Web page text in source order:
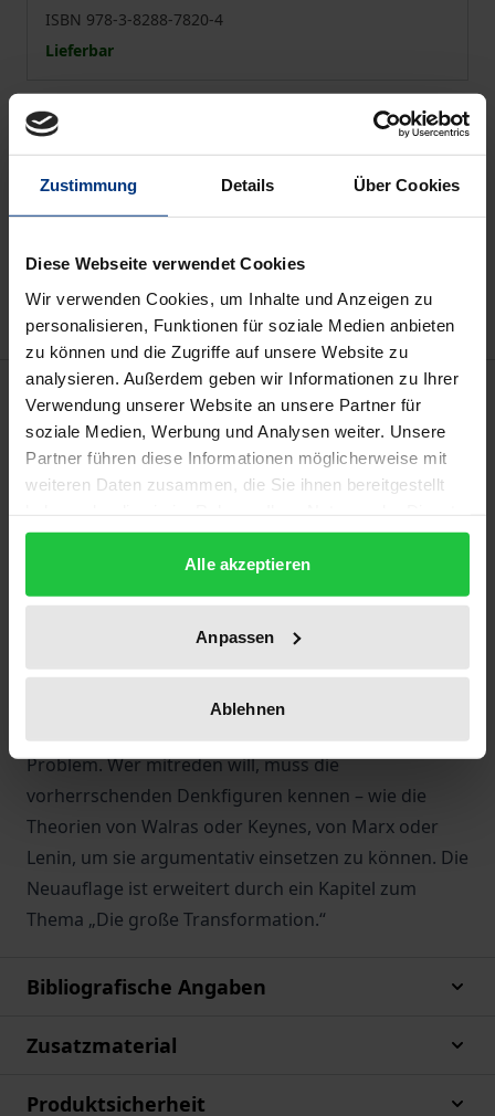
Zustimmung Details Über Cookies
Diese Webseite verwendet Cookies
Wir verwenden Cookies, um Inhalte und Anzeigen zu
personalisieren, Funktionen für soziale Medien anbieten
zu können und die Zugriffe auf unsere Website zu
analysieren. Außerdem geben wir Informationen zu Ihrer
Verwendung unserer Website an unsere Partner für
soziale Medien, Werbung und Analysen weiter. Unsere
Partner führen diese Informationen möglicherweise mit
weiteren Daten zusammen, die Sie ihnen bereitgestellt
gesammelt haben.
Alle akzeptieren
Anpassen
Ablehnen
ISBN 978-3-8288-7820-4
Lieferbar
Preisangaben inkl. MwSt. Abhängig von der Lieferadresse
In den Warenkorb
Hinweise zu Versandkosten
Beschreibung
Was versteht man unter Theoretischer
Volkswirtschaftslehre? Es geht um die Verfügung
rechtlichem Zwang (Politik) oder freiwillig
eingegangenen Schuldverhältnissen (Tausch). Knapp
zusammengefasst: Die Steuerung des Verhaltens
Einzelner in einer Welt voller Ungewissheit per
Kommando oder durch frei verhandelten Tausch.
Problem. Wer mitreden will, muss die
vorherrschenden Denkfiguren kennen – wie die
Theorien von Walras oder Keynes, von Marx oder
Lenin, um sie argumentativ einsetzen zu können. Die
Neuauflage ist erweitert durch ein Kapitel zum
Thema „Die große Transformation.“
Bibliografische Angaben
Zusatzmaterial
Produktsicherheit